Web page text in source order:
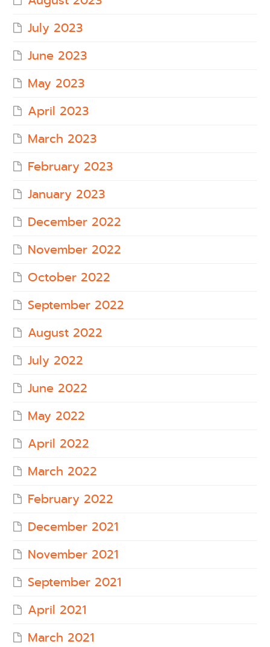
July 2023
June 2023
May 2023
April 2023
March 2023
February 2023
January 2023
December 2022
November 2022
October 2022
September 2022
August 2022
July 2022
June 2022
May 2022
April 2022
March 2022
February 2022
December 2021
November 2021
September 2021
April 2021
March 2021